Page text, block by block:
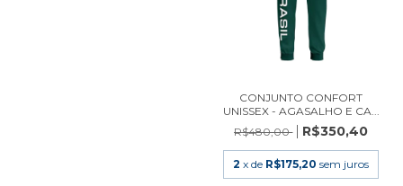
CONJUNTO CONFORT
UNISSEX - AGASALHO E CA...
R$480,00
R$350,40
2 x de R$175,20 sem juros